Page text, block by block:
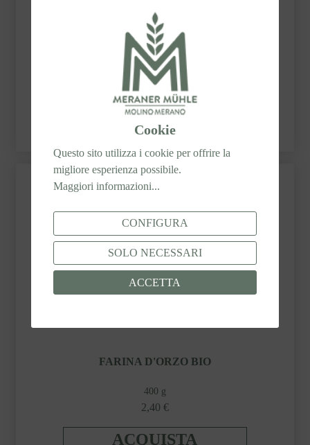
FARINA DI GRANO SARACENO BIO
REGIOGRANO®
500 g
6,60 €
ACQUISTA
FARINA D'ORZO BIO
400 g
2,40 €
ACQUISTA
Cookie
Questo sito utilizza i cookie per offrire la
migliore esperienza possibile.
Maggiori informazioni...
CONFIGURA
SOLO NECESSARI
ACCETTA